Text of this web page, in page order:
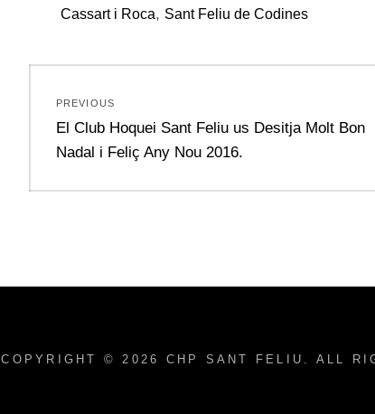
Cassart i Roca, Sant Feliu de Codines
d'entrades
PREVIOUS
Previous
post:
El Club Hoquei Sant Feliu us Desitja Molt Bon
Nadal i Feliç Any Nou 2016.
COPYRIGHT © 2026 CHP SANT FELIU . ALL